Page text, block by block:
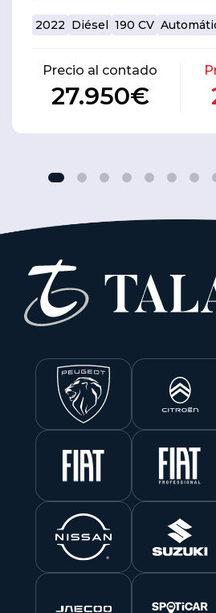
2022 Diésel 190 CV
Precio al contado
27.950€